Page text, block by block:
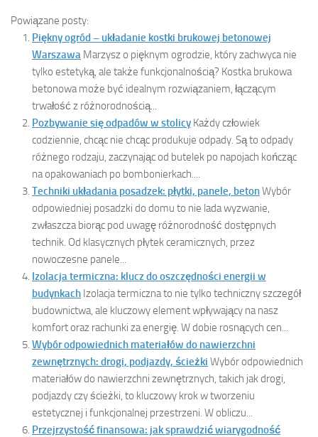
Powiązane posty:
Piękny ogród – układanie kostki brukowej betonowej
Warszawa Marzysz o pięknym ogrodzie, który zachwyca nie
tylko estetyką, ale także funkcjonalnością? Kostka brukowa
betonowa może być idealnym rozwiązaniem, łączącym
trwałość z różnorodnością...
Pozbywanie się odpadów w stolicy Każdy człowiek
codziennie, chcąc nie chcąc produkuje odpady. Są to odpady
różnego rodzaju, zaczynając od butelek po napojach kończąc
na opakowaniach po bombonierkach....
Techniki układania posadzek: płytki, panele, betonWybór
odpowiedniej posadzki do domu to nie lada wyzwanie,
zwłaszcza biorąc pod uwagę różnorodność dostępnych
technik. Od klasycznych płytek ceramicznych, przez
nowoczesne panele...
Izolacja termiczna: klucz do oszczędności energii w
budynkach Izolacja termiczna to nie tylko techniczny szczegół
budownictwa, ale kluczowy element wpływający na nasz
komfort oraz rachunki za energię. W dobie rosnących cen...
Wybór odpowiednich materiałów do nawierzchni
zewnętrznych: drogi, podjazdy, ścieżki Wybór odpowiednich
materiałów do nawierzchni zewnętrznych, takich jak drogi,
podjazdy czy ścieżki, to kluczowy krok w tworzeniu
estetycznej i funkcjonalnej przestrzeni. W obliczu...
Przejrzystość finansowa: jak sprawdzić wiarygodność